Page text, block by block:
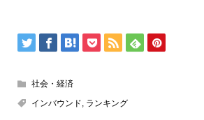
社会・経済
インバウンド ランキング